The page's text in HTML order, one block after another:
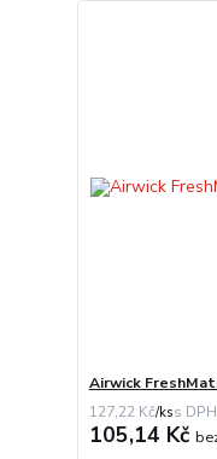
Airwick
127,22 Kč/ks
105,14 Kč